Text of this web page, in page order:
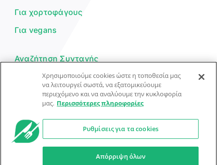
Για χορτοφάγους
Για vegans
Αναζήτηση Συνταγής
Υποβολή Συνταγής
Φόρμα Επικοινωνίας
© Dorpon • Μηχανή αναζήτησης για …καλοφαγάδες!
Ο βοηθός μπορεί να κάνει λάθη — ελέγξτε τις συνταγές.
Χρησιμοποιούμε cookies ώστε η τοποθεσία μας
να λειτουργεί σωστά, να εξατομικεύουμε
περιεχόμενο και να αναλύουμε την κυκλοφορία
μας. Περισσότερες πληροφορίες
Ρυθμίσεις για τα cookies
Απόρριψη όλων